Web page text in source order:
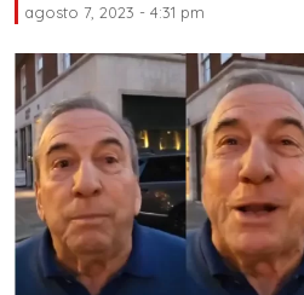
agosto 7, 2023 - 4:31 pm